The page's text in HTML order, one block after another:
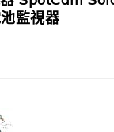
監視器